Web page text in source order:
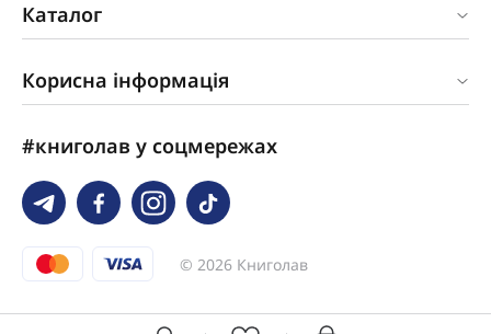
Каталог
Корисна інформація
#книголав у соцмережах
© 2026 Книголав